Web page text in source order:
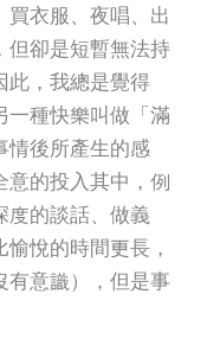
買衣服、夜唱、出
但卻是短暫無法持
此，我總是覺得
一種快樂叫做「滿
情後所產生的感
意的投入其中，例
度的談話、做義
悅的時間更長，
有意識），但是事